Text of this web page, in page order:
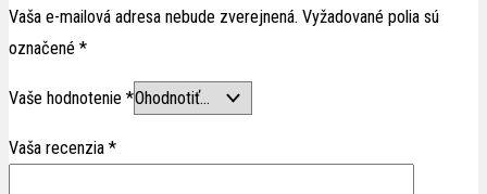
Vaša e-mailová adresa nebude zverejnená. Vyžadované polia sú
označené *
Vaše hodnotenie *
Vaša recenzia *